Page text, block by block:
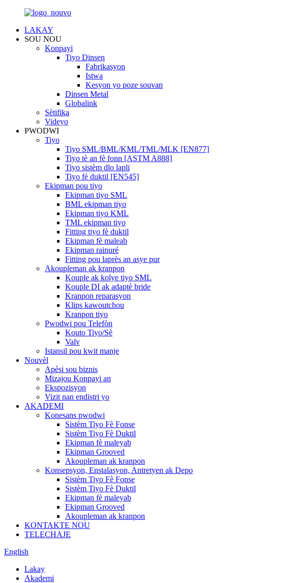
LAKAY
SOU NOU
Konpayi
Tiyo Dinsen
Fabrikasyon
Istwa
Kesyon yo poze souvan
Dinsen Metal
Globalink
Sètifika
Videyo
PWODWI
Tiyo
Tiyo SML/BML/KML/TML/MLK [EN877]
Tiyo tè an fè fonn [ASTM A888]
Tiyo sistèm dlo lapli
Tiyo fè duktil [EN545]
Ekipman pou tiyo
Ekipman tiyo SML
BML ekipman tiyo
Ekipman tiyo KML
TML ekipman tiyo
Fitting tiyo fè duktil
Ekipman fè maleab
Ekipman rainuré
Fitting pou laprès an asye pur
Akoupleman ak kranpon
Kouple ak kolye tiyo SML
Kouple DI ak adaptè bride
Kranpon reparasyon
Klips kawoutchou
Kranpon tiyo
Pwodwi pou Telefòn
Kouto Tiyo/Sè
Valv
Istansil pou kwit manje
Nouvèl
Apèsi sou biznis
Mizajou Konpayi an
Ekspozisyon
Vizit nan endistri yo
AKADEMI
Konesans pwodwi
Sistèm Tiyo Fè Fonse
Sistèm Tiyo Fè Duktil
Ekipman fè maleyab
Ekipman Grooved
Akoupleman ak kranpon
Konsepsyon, Enstalasyon, Antretyen ak Depo
Sistèm Tiyo Fè Fonse
Sistèm Tiyo Fè Duktil
Ekipman fè maleyab
Ekipman Grooved
Akoupleman ak kranpon
KONTAKTE NOU
TELECHAJE
English
Lakay
Akademi